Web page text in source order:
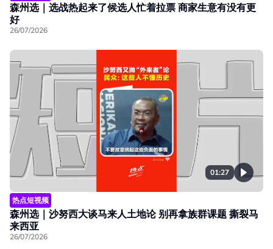
森州选｜选战热起来了候选人忙着拉票 商家生意有没有更
好
26/07/2026
01:27
热点短视频
森州选｜沙努西大谈马来人土地论 别再拿族群课题 撕裂马
来西亚
26/07/2026